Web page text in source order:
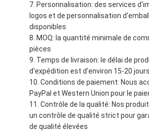
Personnalisation: des services
logos et de personnalisation
disponibles
MOQ: la quantité minimale de
pièces
Temps de livraison: le délai de
d'expédition est d'environ 15-20 jours
Conditions de paiement: Nous
PayPal et Western Union pour le
Contrôle de la qualité: Nos
un contrôle de qualité strict pour
de qualité élevées